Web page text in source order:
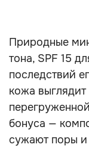
Природные
тона, SPF 15
последствий
кожа выглядит
бонуса —
сужают поры и